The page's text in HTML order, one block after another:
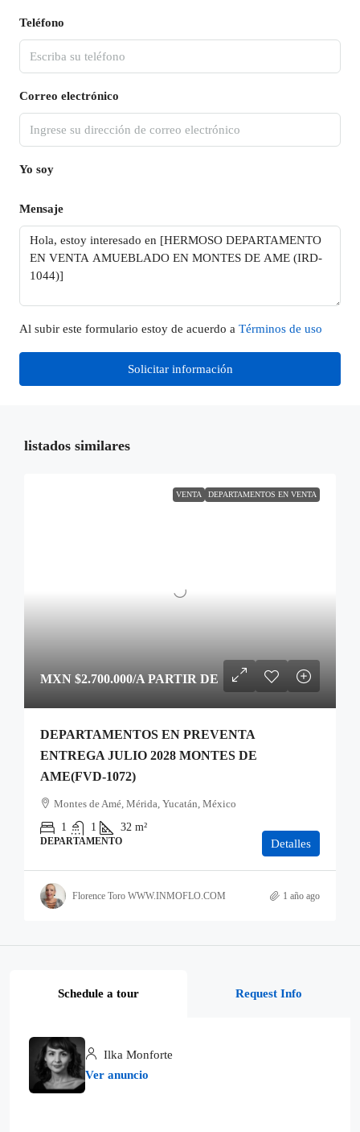
Teléfono
Correo electrónico
Yo soy
Mensaje
Al subir este formulario estoy de acuerdo a Términos de uso
Solicitar información
listados similares
VENTA DEPARTAMENTOS EN VENTA
MXN $2.700.000/A PARTIR DE
DEPARTAMENTOS EN PREVENTA
ENTREGA JULIO 2028 MONTES DE
AME(FVD-1072)
Montes de Amé, Mérida, Yucatán, México
1
1 32 m²
DEPARTAMENTO Detalles
Florence Toro WWW.INMOFLO.COM 1 año ago
Schedule a tour Request Info
Ilka Monforte
Ver anuncio